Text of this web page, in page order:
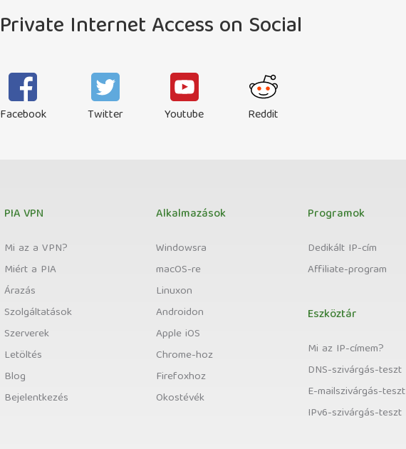
Private Internet Access on Social
Facebook Twitter Youtube Reddit
PIA VPN
Mi az a VPN?
Miért a PIA
Árazás
Szolgáltatások
Szerverek
Letöltés
Blog
Bejelentkezés
Alkalmazások
Windowsra
macOS-re
Linuxon
Androidon
Apple iOS
Chrome-hoz
Firefoxhoz
Okostévék
Programok
Dedikált IP-cím
Affiliate-program
Eszköztár
Mi az IP-címem?
DNS-szivárgás-teszt
E-mailszivárgás-teszt
IPv6-szivárgás-teszt